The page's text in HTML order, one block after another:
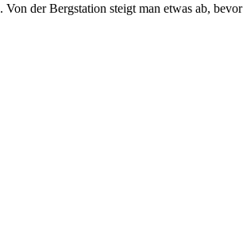
. Von der Bergstation steigt man etwas ab,